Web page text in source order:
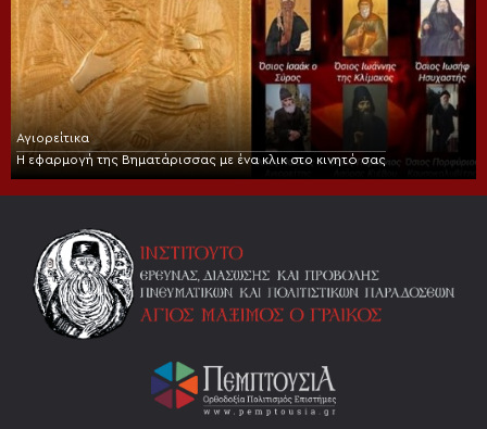
Αγιορείτικα
Η εφαρμογή της Βηματάρισσας με ένα κλικ στο κινητό σας